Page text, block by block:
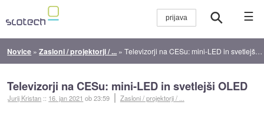
☰
Novice »Zasloni / projektorji / ... »Televizorji na CESu: mini-LED in svetlejši OLED
Televizorji na CESu: mini-LED in svetlejši OLED
Jurij Kristan :: 16. jan 2021 ob 23:59 Zasloni / projektorji / ...